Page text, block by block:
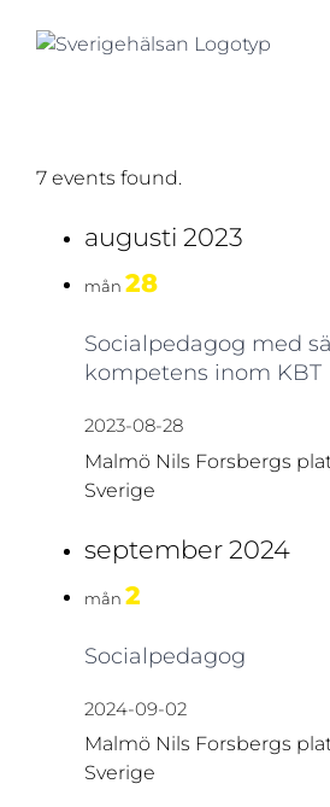
7 events found.
augusti 2023
mån 28
Socialpedagog med
kompetens inom KBT
2023-08-28
Malmö Nils Forsbergs
Sverige
september 2024
mån 2
Socialpedagog
2024-09-02
Malmö Nils Forsbergs
Sverige